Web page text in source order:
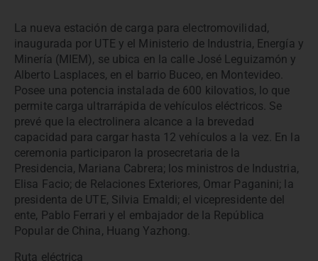
La nueva estación de carga para electromovilidad,
inaugurada por UTE y el Ministerio de Industria, Energía y
Minería (MIEM), se ubica en la calle José Leguizamón y
Alberto Lasplaces, en el barrio Buceo, en Montevideo.
Posee una potencia instalada de 600 kilovatios, lo que
permite carga ultrarrápida de vehículos eléctricos. Se
prevé que la electrolinera alcance a la brevedad
capacidad para cargar hasta 12 vehículos a la vez. En la
ceremonia participaron la prosecretaria de la
Presidencia, Mariana Cabrera; los ministros de Industria,
Elisa Facio; de Relaciones Exteriores, Omar Paganini; la
presidenta de UTE, Silvia Emaldi; el vicepresidente del
ente, Pablo Ferrari y el embajador de la República
Popular de China, Huang Yazhong.
Ruta eléctrica